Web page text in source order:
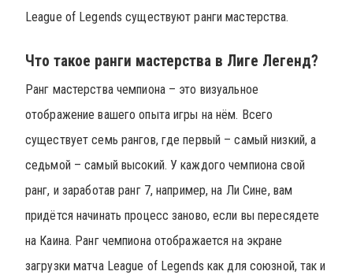
League of Legends существуют ранги мастерства.
Что такое ранги мастерства в Лиге Легенд?
Ранг мастерства чемпиона – это визуальное
отображение вашего опыта игры на нём. Всего
существует семь рангов, где первый – самый низкий, а
седьмой – самый высокий. У каждого чемпиона свой
ранг, и заработав ранг 7, например, на Ли Сине, вам
придётся начинать процесс заново, если вы пересядете
на Каина. Ранг чемпиона отображается на экране
загрузки матча League of Legends как для союзной, так и